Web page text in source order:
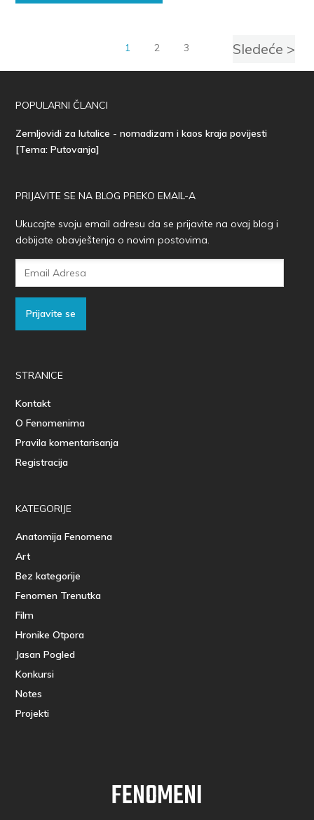
1 2 3 Sledeće >
POPULARNI ČLANCI
Zemljovidi za lutalice - nomadizam i kaos kraja povijesti
[Tema: Putovanja]
PRIJAVITE SE NA BLOG PREKO EMAIL-A
Ukucajte svoju email adresu da se prijavite na ovaj blog i
dobijate obavještenja o novim postovima.
Prijavite se
STRANICE
Kontakt
O Fenomenima
Pravila komentarisanja
Registracija
KATEGORIJE
Anatomija Fenomena
Art
Bez kategorije
Fenomen Trenutka
Film
Hronike Otpora
Jasan Pogled
Konkursi
Notes
Projekti
FENOMENI